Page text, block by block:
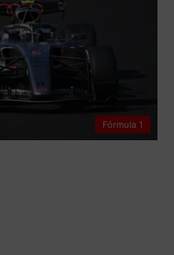
Fórmula 1